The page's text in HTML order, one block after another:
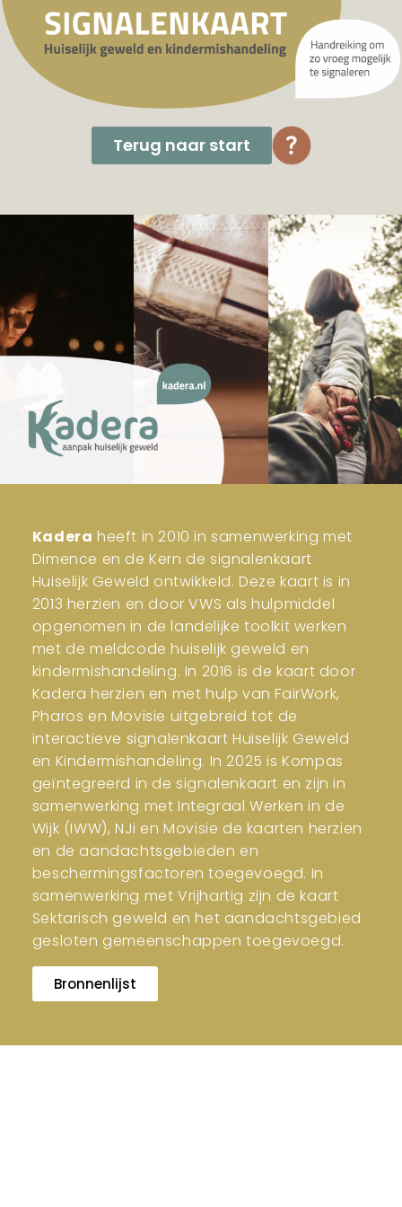
Terug naar start
Kadera heeft in 2010 in samenwerking met
Dimence en de Kern de signalenkaart
Huiselijk Geweld ontwikkeld. Deze kaart is in
2013 herzien en door VWS als hulpmiddel
opgenomen in de landelijke toolkit werken
met de meldcode huiselijk geweld en
kindermishandeling. In 2016 is de kaart door
Kadera herzien en met hulp van FairWork,
Pharos en Movisie uitgebreid tot de
interactieve signalenkaart Huiselijk Geweld
en Kindermishandeling. In 2025 is Kompas
geïntegreerd in de signalenkaart en zijn in
samenwerking met Integraal Werken in de
Wijk (IWW), NJi en Movisie de kaarten herzien
en de aandachtsgebieden en
beschermingsfactoren toegevoegd. In
samenwerking met Vrijhartig zijn de kaart
Sektarisch geweld en het aandachtsgebied
gesloten gemeenschappen toegevoegd.
Bronnenlijst